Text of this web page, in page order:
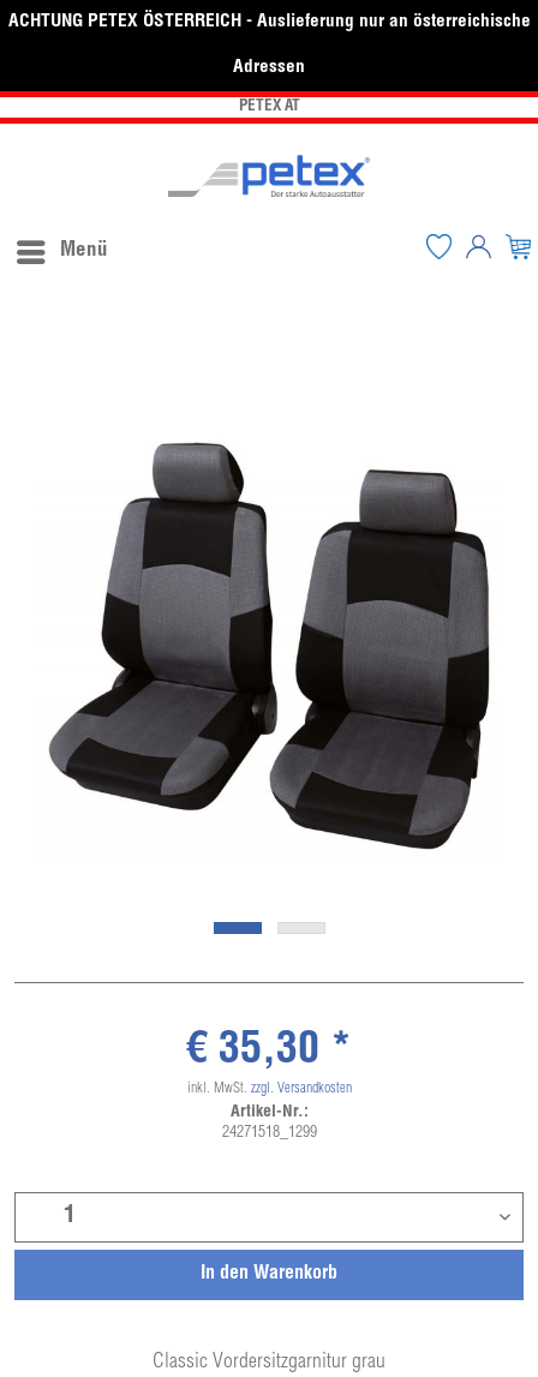
ACHTUNG PETEX ÖSTERREICH - Auslieferung nur an österreichische
Adressen
PETEX AT
Menü
Classic Vordersitzgarnitur grau
In den Warenkorb
€ 35,30 *
inkl. MwSt. zzgl. Versandkosten
Artikel-Nr.:
24271518_1299